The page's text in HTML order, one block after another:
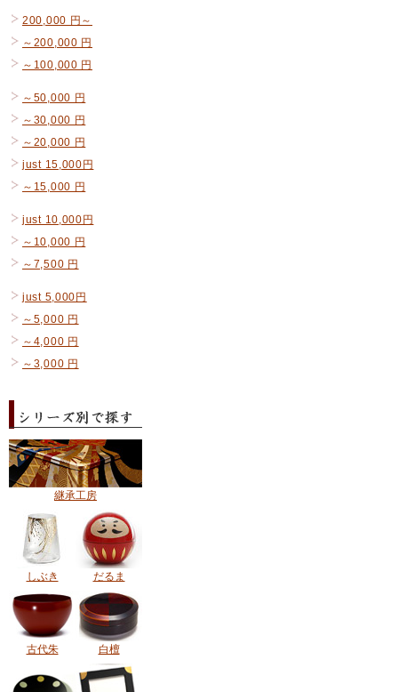
200,000 円～
～200,000 円
～100,000 円
～50,000 円
～30,000 円
～20,000 円
just 15,000円
～15,000 円
just 10,000円
～10,000 円
～7,500 円
just 5,000円
～5,000 円
～4,000 円
～3,000 円
継承工房
しぶき だるま
古代朱 白檀